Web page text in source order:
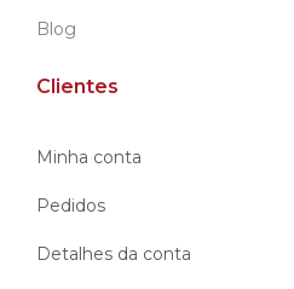
Blog
Clientes
Minha conta
Pedidos
Detalhes da conta